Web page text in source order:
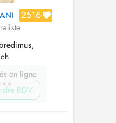
2516
en ligne
RDV